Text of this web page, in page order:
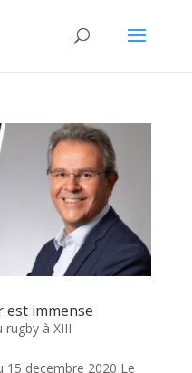
est immense
rugby à XIII
15 decembre 2020 Le